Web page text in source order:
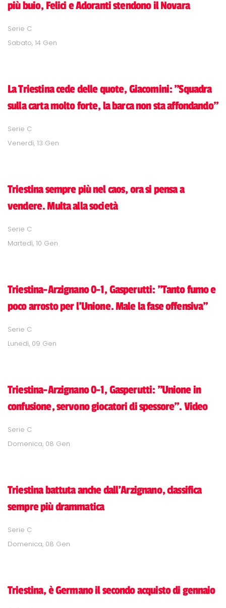
più buio, Felici e Adoranti stendono il Novara
Serie C
Sabato, 14 Gen
La Triestina cede delle quote, Giacomini: "Squadra
sulla carta molto forte, la barca non sta affondando"
Serie C
Venerdì, 13 Gen
Triestina sempre più nel caos, ora si pensa a
vendere. Multa alla società
Serie C
Martedì, 10 Gen
Triestina-Arzignano 0-1, Gasperutti: "Tanto fumo e
poco arrosto per l'Unione. Male la fase offensiva"
Serie C
Lunedì, 09 Gen
Triestina-Arzignano 0-1, Gasperutti: "Unione in
confusione, servono giocatori di spessore". Video
Serie C
Domenica, 08 Gen
Triestina battuta anche dall'Arzignano, classifica
sempre più drammatica
Serie C
Domenica, 08 Gen
Triestina, è Germano il secondo acquisto di gennaio